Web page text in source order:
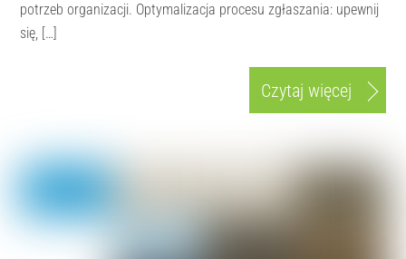
potrzeb organizacji. Optymalizacja procesu zgłaszania: upewnij
się, […]
Czytaj więcej